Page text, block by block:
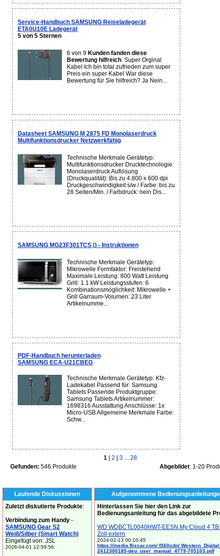
Service-Handbuch SAMSUNG Reiseladegerät
ETA0U10E Ladegerät
5 von 5 Sternen
6 von 9 Kunden fanden diese
Bewertung hilfreich. Super Orginal
Kabel Ich bin total zufrieden zum super
Preis ein super Kabel War diese
Bewertung für Sie hilfreich? Ja Nein...
Datasheet SAMSUNG M 2875 FD Monolaserdruck
Multifunktionsdrucker Netzwerkfähig
Technische Merkmale Gerätetyp:
Multifunktionsdrucker Drucktechnologie:
Monolaserdruck Auflösung
(Druckqualität): Bis zu 4.800 x 600 dpi
Druckgeschwindigkeit s/w / Farbe: bis zu
28 Seiten/Min. / Farbdruck: nein Dis...
SAMSUNG MG23F301TCS () - Instruktionen
Technische Merkmale Gerätetyp:
Mikrowelle Formfaktor: Freistehend
Maximale Leistung: 800 Watt Leistung
Grill: 1.1 kW Leistungsstufen: 6
Kombinationsmöglichkeit: Mikrowelle +
Grill Garraum-Volumen: 23 Liter
Artikelnumme...
PDF-Handbuch herunterladen
SAMSUNG ECA-U21CBEG
Technische Merkmale Gerätetyp: Kfz-
Ladekabel Passend für: Samsung
Tablets Passende Produktgruppe:
Samsung Tablets Artikelnummer:
1698316 Ausstattung Anschlüsse: 1x
Micro-USB Allgemeine Merkmale Farbe:
Schw...
1 2 3... 28
Gefunden: 546 Produkte Abgebildet: 1-20
Laufende Diskussionen
Zuletzt diskutierte Produkte:
Verbindung zum Handy -
SAMSUNG Gear S2
Weiß/Silber (Smart Watch)
Eingefügt von: JSL
2026-04-01 12:59:56
Aufgenommene
Hinterlassen Sie hier den Link zur
Bedienungsanleitung für das abgebildete
WD WDBCTL0040HWT-EESN My Cloud 4
Zoll extern
2024-02-13 00:10:45
https://media.flixcar.com/ f360cdn/ Western_Digital-
2412300185-deu_user_manual_4779-705103.pdf